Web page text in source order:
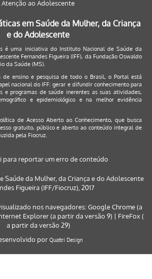
Atenção ao Adolescente
em Saúde da Mulher, da Criança
e do Adolescente
é uma iniciativa do Instituto Nacional de Saúde da
Fernandes Figueira (IFF), da Fundação Oswaldo
da Saúde (MS).
de ensino e pesquisa de todo o Brasil, o Portal está
nacional do IFF: gerar e difundir conhecimento para
e programas de saúde inerentes as suas atividades,
e epidemiológico e na melhor evidência
de Acesso Aberto ao Conhecimento, que busca
gratuito, público e aberto ao conteúdo integral de
pela Fiocruz.
para reportar um erro de conteúdo
da Mulher, da Criança e do Adolescente
Figueira (IFF/Fiocruz), 2017
nos navegadores: Google Chrome (a
Explorer (a partir da versão 9) | FireFox (
a partir da versão 29)
por Quattri Design